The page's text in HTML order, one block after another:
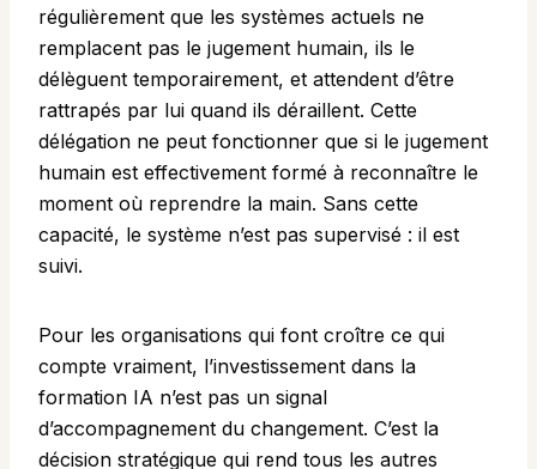
régulièrement que les systèmes actuels ne
remplacent pas le jugement humain, ils le
délèguent temporairement, et attendent d’être
rattrapés par lui quand ils déraillent. Cette
délégation ne peut fonctionner que si le jugement
humain est effectivement formé à reconnaître le
moment où reprendre la main. Sans cette
capacité, le système n’est pas supervisé : il est
suivi.
Pour les organisations qui font croître ce qui
compte vraiment, l’investissement dans la
formation IA n’est pas un signal
d’accompagnement du changement. C’est la
décision stratégique qui rend tous les autres